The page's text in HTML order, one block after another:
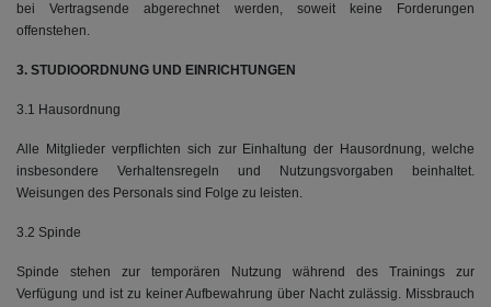
bei Vertragsende abgerechnet werden, soweit keine Forderungen
offenstehen.
3. STUDIOORDNUNG UND EINRICHTUNGEN
3.1 Hausordnung
Alle Mitglieder verpflichten sich zur Einhaltung der Hausordnung, welche
insbesondere Verhaltensregeln und Nutzungsvorgaben beinhaltet.
Weisungen des Personals sind Folge zu leisten.
3.2 Spinde
Spinde stehen zur temporären Nutzung während des Trainings zur
Verfügung und ist zu keiner Aufbewahrung über Nacht zulässig. Missbrauch